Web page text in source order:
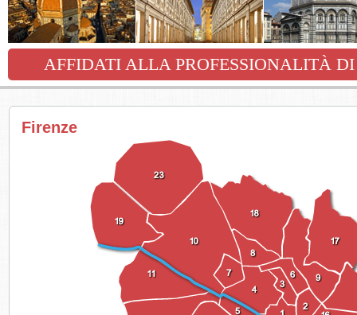
AFFIDATI ALLA PROFESSIONALITÀ
Firenze